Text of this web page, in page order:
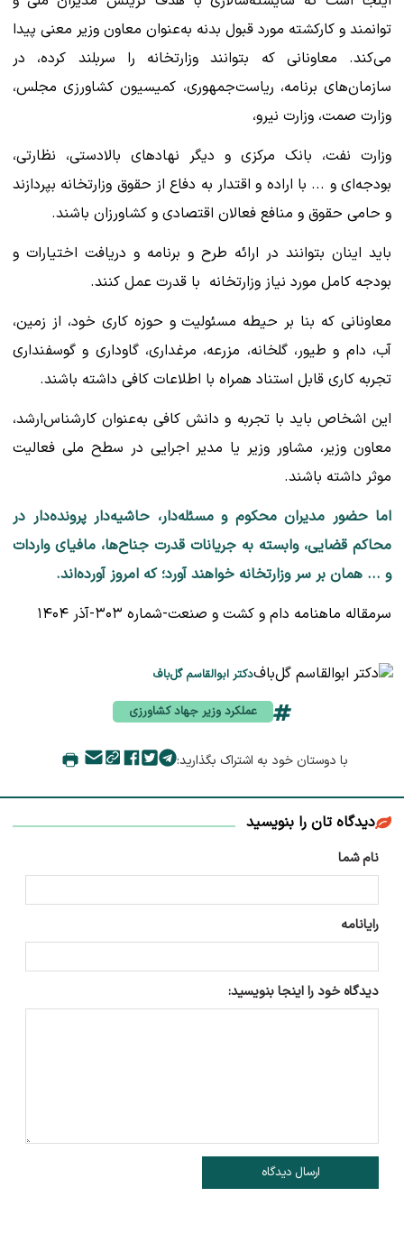
توانمند و کارکشته مورد قبول بدنه به‌عنوان معاون وزیر معنی پیدا
می‌کند. معاونانی که بتوانند وزارتخانه را سربلند کرده، در
سازمان‌های برنامه، ریاست‌جمهوری، کمیسیون کشاورزی مجلس،
وزارت صمت، وزارت نیرو،
وزارت نفت، بانک مرکزی و دیگر نهادهای بالادستی، نظارتی،
بودجه‌ای و ... با اراده و اقتدار به دفاع از حقوق وزارتخانه بپردازند
و حامی حقوق و منافع فعالان اقتصادی و کشاورزان باشند.
باید اینان بتوانند در ارائه طرح و برنامه و دریافت اختیارات و
بودجه کامل مورد نیاز وزارتخانه با قدرت عمل کنند.
معاونانی که بنا بر حیطه مسئولیت و حوزه کاری خود، از زمین،
آب، دام و طیور، گلخانه، مزرعه، مرغداری، گاوداری و گوسفنداری
تجربه کاری قابل استناد همراه با اطلاعات کافی داشته باشند.
این اشخاص باید با تجربه و دانش کافی به‌عنوان کارشناس‌ارشد،
معاون وزیر، مشاور وزیر یا مدیر اجرایی در سطح ملی فعالیت
موثر داشته باشند.
اما حضور مدیران محکوم و مسئله‌دار، حاشیه‌دار پرونده‌دار در
محاکم قضایی، وابسته به جریانات قدرت جناح‌ها، مافیای واردات
و ... همان بر سر وزارتخانه خواهند آورد؛ که امروز آورده‌اند.
سرمقاله ماهنامه دام و کشت و صنعت-شماره ۳۰۳-آذر ۱۴۰۴
دکتر ابوالقاسم گل‌باف
عملکرد وزیر جهاد کشاورزی
با دوستان خود به اشتراک بگذارید:
دیدگاه تان را بنویسید
نام شما
رایانامه
دیدگاه خود را اینجا بنویسید:
ارسال دیدگاه